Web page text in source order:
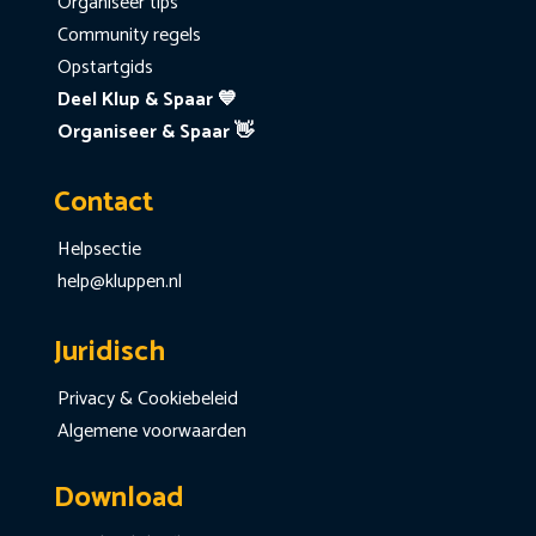
Community regels
Opstartgids
Deel Klup & Spaar 💙
Organiseer & Spaar 👋
Contact
Helpsectie
help@kluppen.nl
Juridisch
Privacy & Cookiebeleid
Algemene voorwaarden
Download